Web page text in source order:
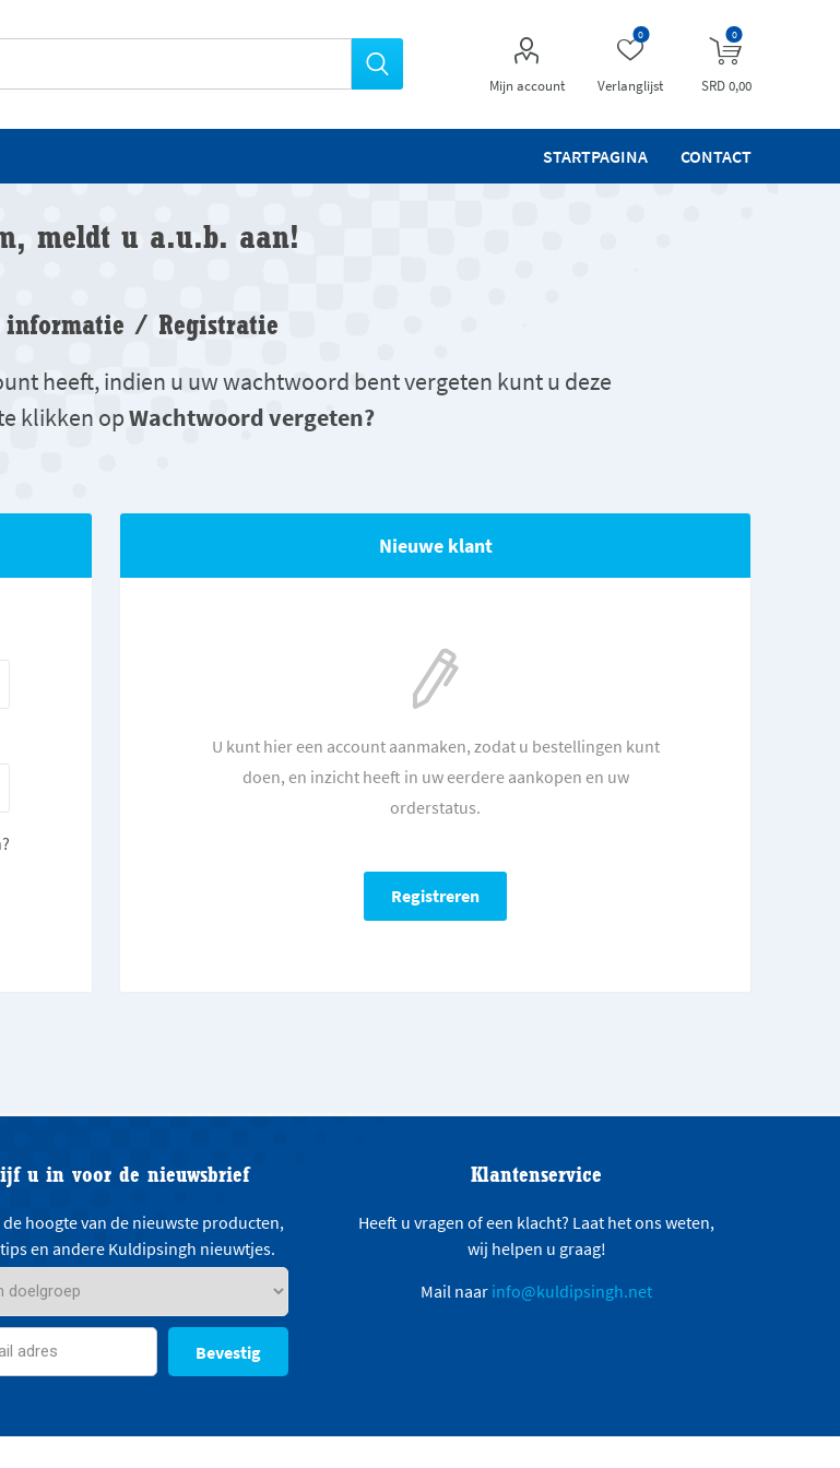
Mijn account Verlanglijst
0 0
SRD 0,00
STARTPAGINA CONTACT
meldt u a.u.b. aan!
informatie / Registratie
heeft, indien u uw wachtwoord bent vergeten kunt u deze
klikken opWachtwoord vergeten?
Nieuwe klant
U kunt hier een account aanmaken, zodat u bestellingen kunt
doen, en inzicht heeft in uw eerdere aankopen en uw
orderstatus.
u in voor de nieuwsbrief
hoogte van de nieuwste producten,
en andere Kuldipsingh nieuwtjes.
Bevestig
Klantenservice
Heeft u vragen of een klacht? Laat het ons weten,
wij helpen u graag!
Mail naar info@kuldipsingh.net